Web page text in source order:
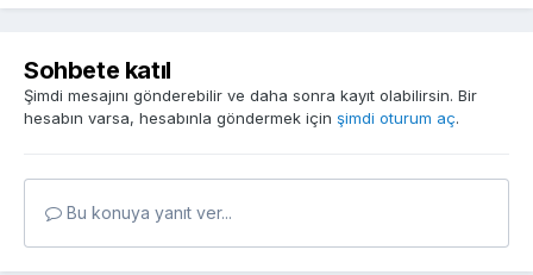
Sohbete katıl
Şimdi mesajını gönderebilir ve daha sonra kayıt olabilirsin. Bir
hesabın varsa, hesabınla göndermek için şimdi oturum aç.
Bu konuya yanıt ver...